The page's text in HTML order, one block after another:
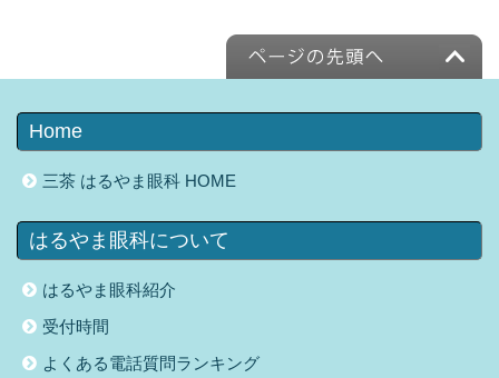
Home
三茶 はるやま眼科 HOME
はるやま眼科について
はるやま眼科紹介
受付時間
よくある電話質問ランキング